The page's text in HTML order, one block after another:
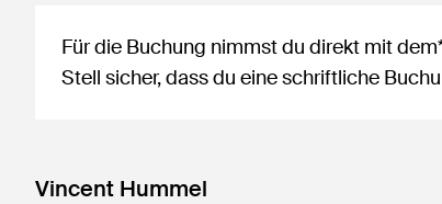
Für die Buchung nimmst du direkt mit
Stell sicher, dass du eine schriftliche
Vincent Hummel